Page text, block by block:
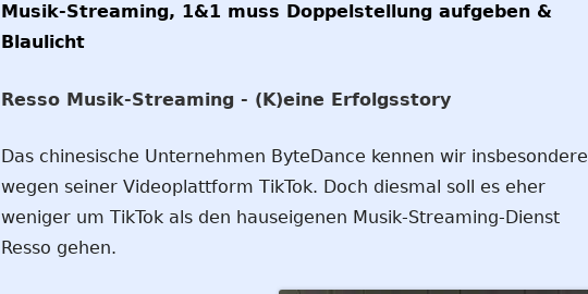
Musik-Streaming, 1&1 muss Doppelstellung aufgeben &
Blaulicht
Resso Musik-Streaming - (K)eine Erfolgsstory
Das chinesische Unternehmen ByteDance kennen wir insbesondere
wegen seiner Videoplattform TikTok. Doch diesmal soll es eher
weniger um TikTok als den hauseigenen Musik-Streaming-Dienst
Resso gehen.